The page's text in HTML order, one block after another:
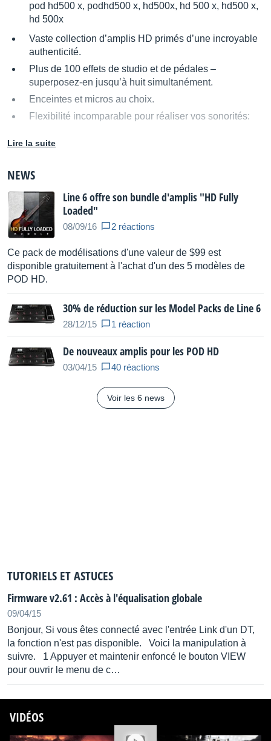
pod hd500 x, podhd500 x, hd500x, hd 500 x, hd500 x,
hd 500x
Vaste collection d’amplis HD primés d’une incroyable
authenticité.
Plus de 100 effets de studio et de pédales –
superposez-en jusqu’à huit simultanément.
Enceintes et micros au choix.
Flexibilité incomparable pour réaliser vos sonorités:
Boucle d’effet stéréo pouvant être insérée
n’importe où dans la chaîne de signal
Commutateurs au pied professionnels avec anneaux
de LED bien visibles
Palette complète d’E/S comprenant notamment des
prises USB 2.0, MIDI, S/PDIF, des sorties XLR
Entrée de guitare à impédance réglable.
Contrôleur MIDI programmable: les commutateurs et la
pédale d’expression peuvent être utilisés pour piloter
des dispositifs MIDI externes.
Connexion L6 LINK™ permettant d’intégrer et de
Connexion VDI pour l’intégration et le pilotage d’une
Fabrication de qualité professionnelle avec un boîtier
en métal plié, une barre de protection chromée et une
pédale d’expression moulée.
Source :
Distribué parLine6 France
Lire la suite
NEWS
Line 6 offre son bundle d'amplis "HD Fully
Loaded"
08/09/16 2 réactions
Ce pack de modélisations d'une valeur de $99 est
disponible gratuitement à l'achat d'un des 5 modèles de
POD HD.
30% de réduction sur les Model Packs de Line 6
28/12/15 1 réaction
De nouveaux amplis pour les POD HD
03/04/15 40 réactions
Voir les 6 news
TUTORIELS ET ASTUCES
Firmware v2.61 : Accès à l'équalisation globale
09/04/15
Bonjour, Si vous êtes connecté avec l'entrée Link d'un DT,
la fonction n'est pas disponible. Voici la manipulation à
suivre. 1 Appuyer et maintenir enfoncé le bouton VIEW
pour ouvrir le menu de c…
VIDÉOS